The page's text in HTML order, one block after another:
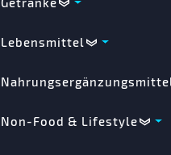
Lebensmittel
Nahrungsergänzungsmittel
Non-Food & Lifestyle